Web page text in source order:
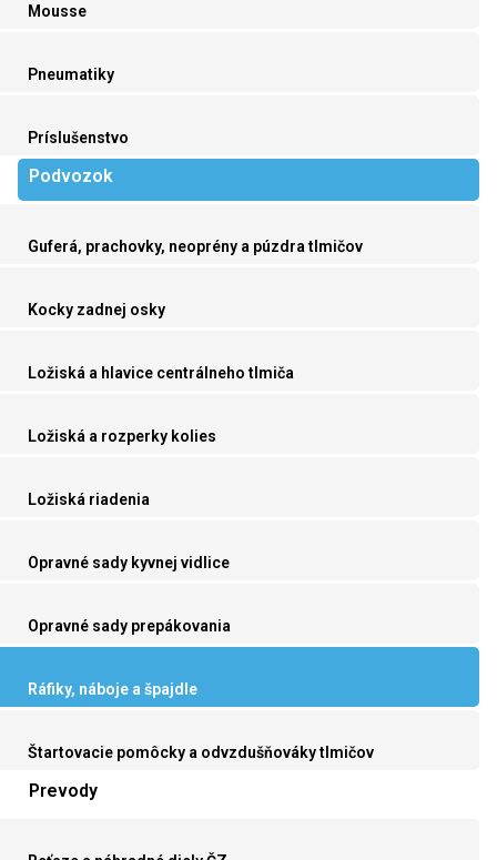
Mousse
Pneumatiky
Príslušenstvo
Podvozok
Guferá, prachovky, neoprény a púzdra tlmičov
Kocky zadnej osky
Ložiská a hlavice centrálneho tlmiča
Ložiská a rozperky kolies
Ložiská riadenia
Opravné sady kyvnej vidlice
Opravné sady prepákovania
Ráfiky, náboje a špajdle
Štartovacie pomôcky a odvzdušňováky tlmičov
Prevody